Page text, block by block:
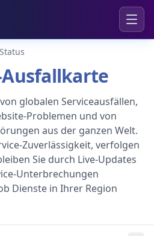
Status
Ausfallkarte
globalen Serviceausfällen,
Problemen und von
aus der ganzen Welt.
Zuverlässigkeit, verfolgen
Sie durch Live-Updates
Unterbrechungen
Dienste in Ihrer Region